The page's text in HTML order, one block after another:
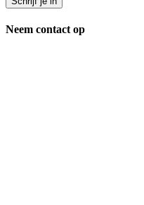
Neem contact op